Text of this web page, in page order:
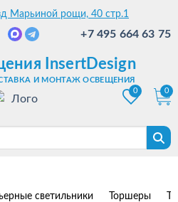
Марьиной рощи, 40 стр.1
+7 495 664 63 75
InsertDesign
И МОНТАЖ ОСВЕЩЕНИЯ
0
0
светильники Торшеры